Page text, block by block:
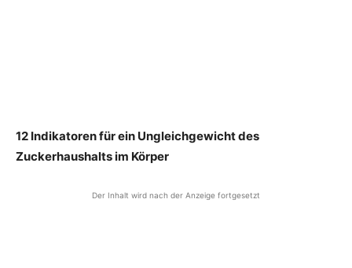
12 Indikatoren für ein Ungleichgewicht des
Zuckerhaushalts im Körper
Der Inhalt wird nach der Anzeige fortgesetzt